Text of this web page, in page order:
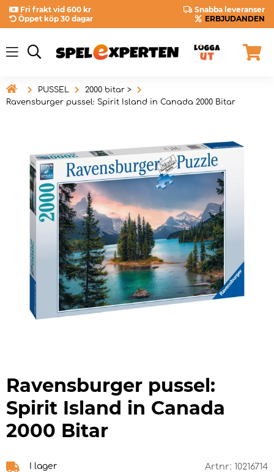
Fri frakt vid 600 kr
Snabba leveranser
Öppet köp 30 dagar
ERBJUDANDEN
 PUSSEL
2000 bitar >
Ravensburger pussel: Spirit Island in Canada 2000 Bitar
Ravensburger pussel:
Spirit Island in Canada
2000 Bitar
I lager Artnr: 10216714